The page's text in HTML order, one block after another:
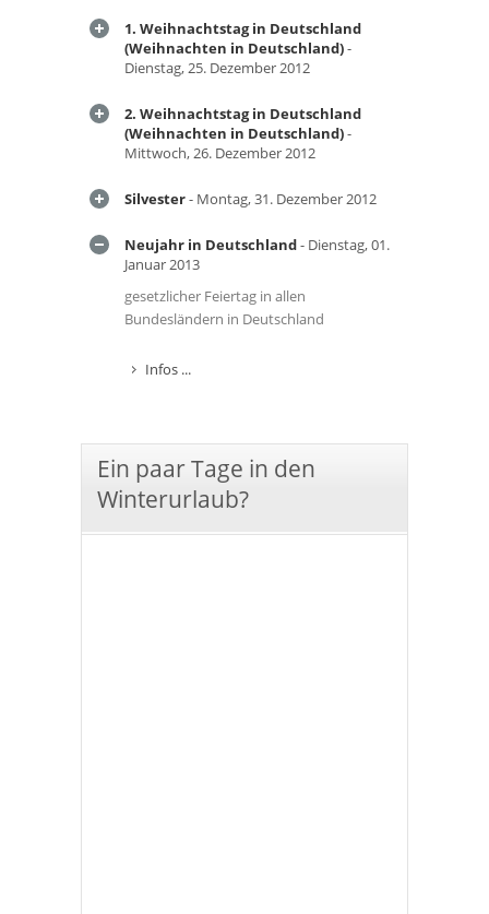
1. Weihnachtstag in Deutschland
(Weihnachten in Deutschland)-
Dienstag, 25. Dezember 2012
2. Weihnachtstag in Deutschland
(Weihnachten in Deutschland)-
Mittwoch, 26. Dezember 2012
Silvester- Montag, 31. Dezember 2012
Neujahr in Deutschland- Dienstag, 01.
Januar 2013
gesetzlicher Feiertag in allen
Bundesländern in Deutschland
Infos ...
Ein paar Tage in den
Winterurlaub?